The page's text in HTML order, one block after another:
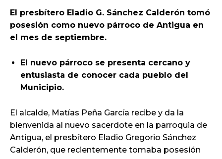
El presbítero Eladio G. Sánchez Calderón tomó
posesión como nuevo párroco de Antigua en
el mes de septiembre.
El nuevo párroco se presenta cercano y
entusiasta de conocer cada pueblo del
Municipio.
El alcalde, Matías Peña García recibe y da la
bienvenida al nuevo sacerdote en la parroquia de
Antigua, el presbítero Eladio Gregorio Sánchez
Calderón, que recientemente tomaba posesión